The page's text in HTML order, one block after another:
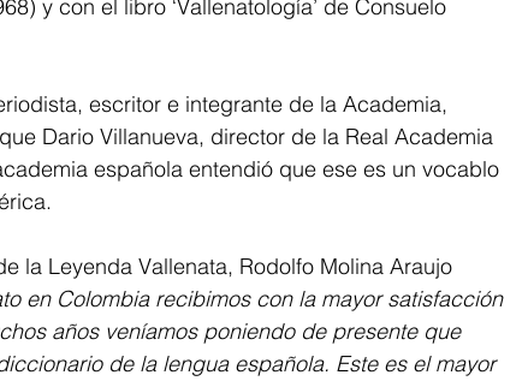
y con el libro ‘Vallenatología’ de Consuelo
escritor e integrante de la Academia,
Dario Villanueva, director de la Real Academia
española entendió que ese es un vocablo
la Leyenda Vallenata, Rodolfo Molina Araujo
en Colombia recibimos con la mayor satisfacción
años veníamos poniendo de presente que
de la lengua española. Este es el mayor